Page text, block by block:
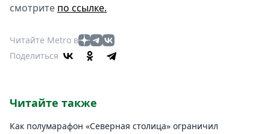
смотрите по ссылке.
Читайте Metro в
Поделиться
Читайте также
Как полумарафон «Северная столица» ограничил